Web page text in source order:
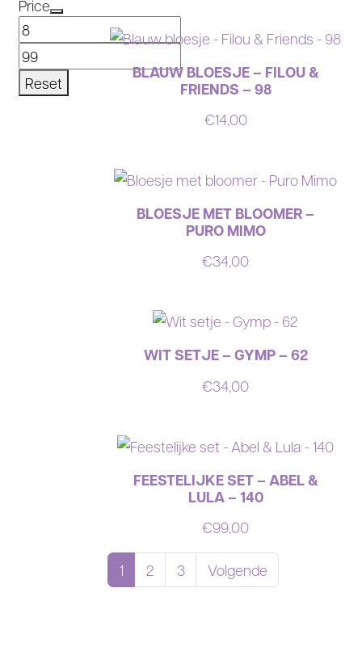
Price
Reset
BLAUW BLOESJE – FILOU &
FRIENDS – 98
€14,00
BLOESJE MET BLOOMER –
PURO MIMO
€34,00
WIT SETJE – GYMP – 62
€34,00
FEESTELIJKE SET – ABEL &
LULA – 140
€99,00
1 2 3 Volgende